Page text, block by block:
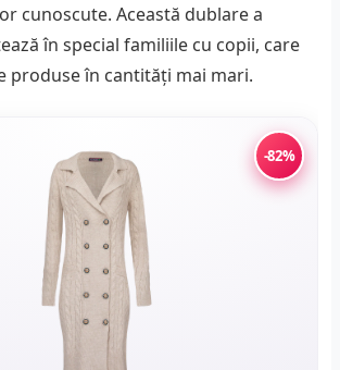
cunoscute. Această dublare a
în special familiile cu copii, care
produse în cantități mai mari.
-82%